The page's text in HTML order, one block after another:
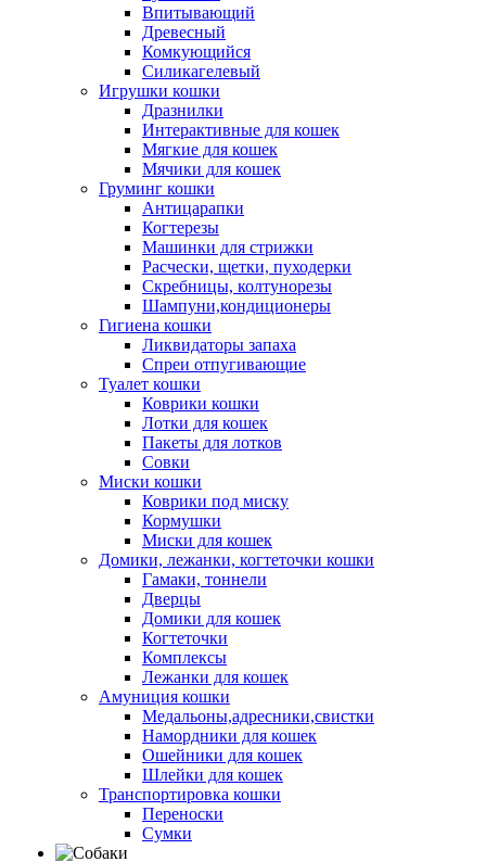
Впитывающий
Древесный
Комкующийся
Силикагелевый
Игрушки кошки
Дразнилки
Интерактивные для кошек
Мягкие для кошек
Мячики для кошек
Груминг кошки
Антицарапки
Когтерезы
Машинки для стрижки
Расчески, щетки, пуходерки
Скребницы, колтунорезы
Шампуни,кондиционеры
Гигиена кошки
Ликвидаторы запаха
Спреи отпугивающие
Туалет кошки
Коврики кошки
Лотки для кошек
Пакеты для лотков
Совки
Миски кошки
Коврики под миску
Кормушки
Миски для кошек
Домики, лежанки, когтеточки кошки
Гамаки, тоннели
Дверцы
Домики для кошек
Когтеточки
Комплексы
Лежанки для кошек
Амуниция кошки
Медальоны,адресники,свистки
Намордники для кошек
Ошейники для кошек
Шлейки для кошек
Транспортировка кошки
Переноски
Сумки